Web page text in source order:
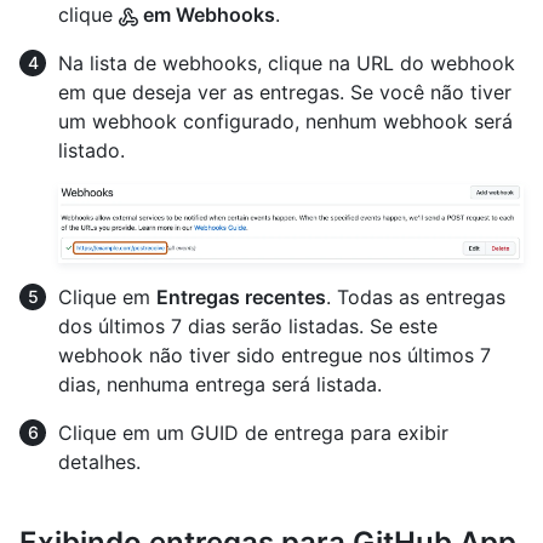
clique em Webhooks.
Na lista de webhooks, clique na URL do webhook
em que deseja ver as entregas. Se você não tiver
um webhook configurado, nenhum webhook será
listado.
Clique em Entregas recentes. Todas as entregas
dos últimos 7 dias serão listadas. Se este
webhook não tiver sido entregue nos últimos 7
dias, nenhuma entrega será listada.
Clique em um GUID de entrega para exibir
detalhes.